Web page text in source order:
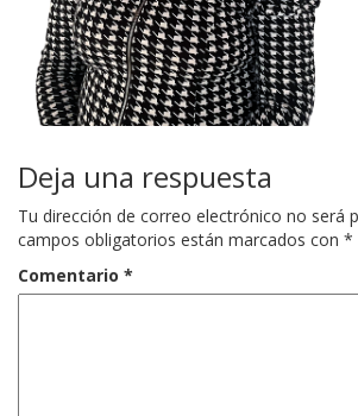
Deja una respuesta
Tu dirección de correo electrónico no será
campos obligatorios están marcados con *
Comentario *